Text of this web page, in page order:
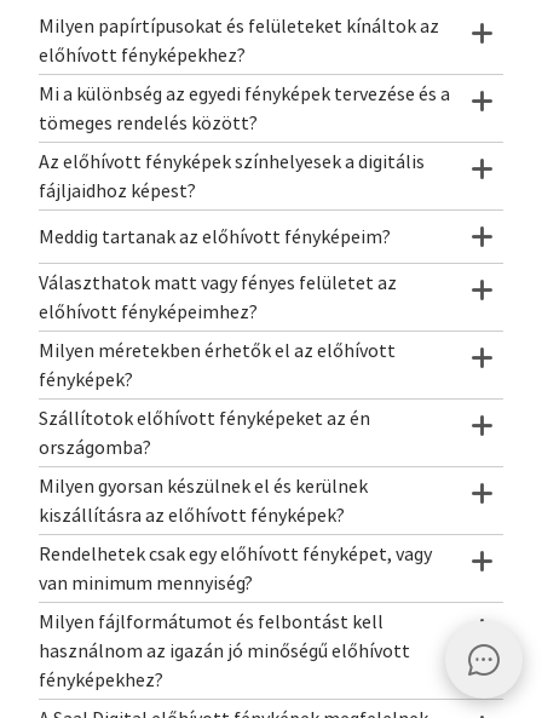
Milyen papírtípusokat és felületeket kínáltok az
előhívott fényképekhez?
Mi a különbség az egyedi fényképek tervezése és a
tömeges rendelés között?
Az előhívott fényképek színhelyesek a digitális
fájljaidhoz képest?
Meddig tartanak az előhívott fényképeim?
Választhatok matt vagy fényes felületet az
előhívott fényképeimhez?
Milyen méretekben érhetők el az előhívott
fényképek?
Szállítotok előhívott fényképeket az én
országomba?
Milyen gyorsan készülnek el és kerülnek
kiszállításra az előhívott fényképek?
Rendelhetek csak egy előhívott fényképet, vagy
van minimum mennyiség?
Milyen fájlformátumot és felbontást kell
használnom az igazán jó minőségű előhívott
fényképekhez?